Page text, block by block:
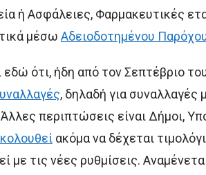
ή Ασφάλειες, Φαρμακευτικές
μέσω Αδειοδοτημένου
εδώ ότι, ήδη από τον Σεπτέβριο
, δηλαδή για συναλλαγές
περιπτώσεις είναι Δήμοι,
ακόμα να δέχεται
με τις νέες ρυθμίσεις.